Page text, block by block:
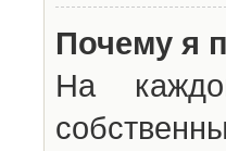
Почему я
На